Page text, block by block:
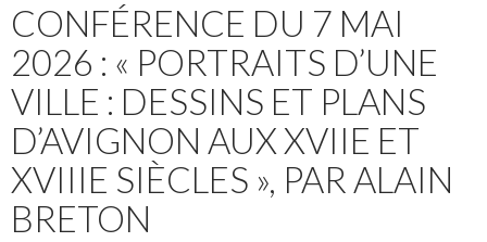
CONFÉRENCE DU 7 MAI
2026 : « PORTRAITS D’UNE
VILLE : DESSINS ET PLANS
D’AVIGNON AUX XVIIE ET
XVIIIE SIÈCLES », PAR ALAIN
BRETON